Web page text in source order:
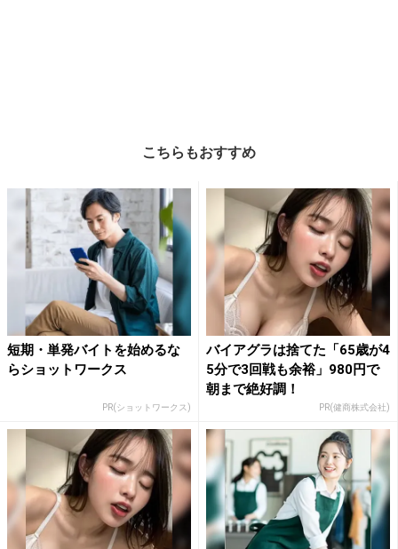
こちらもおすすめ
短期・単発バイトを始めるな
らショットワークス
PR(ショットワークス)
バイアグラは捨てた「65歳が4
5分で3回戦も余裕」980円で
朝まで絶好調！
PR(健商株式会社)